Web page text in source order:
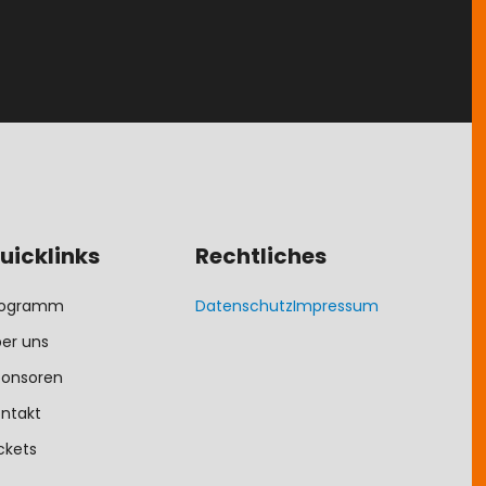
uns
Rechtliches
DatenschutzImpressum